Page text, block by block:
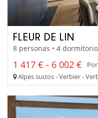
FLEUR DE LIN
8 personas • 4
1 417 € - 6 002 €
Alpes suizos - Verbier -